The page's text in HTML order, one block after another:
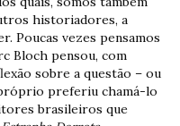
historiadores, a
Poucas vezes pensamos
Bloch pensou, com
sobre a questão – ou
preferiu chamá-lo
brasileiros que